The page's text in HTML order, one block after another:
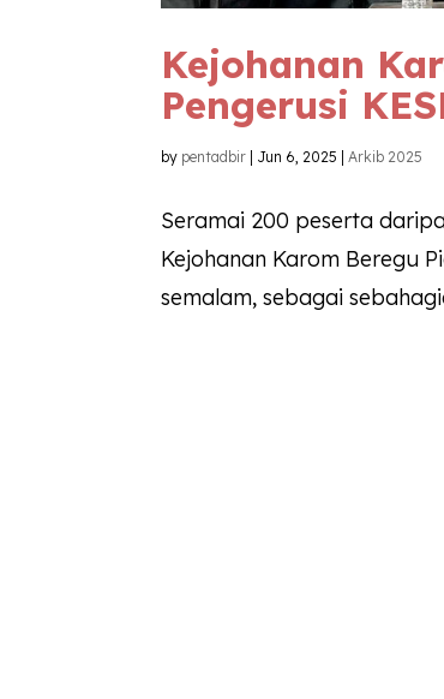
Kejohanan
Pengerusi
by pentadbir | Jun 6, 2025 |Arkib 2025
Seramai 200 peserta
Kejohanan Karom Beregu
semalam, sebagai